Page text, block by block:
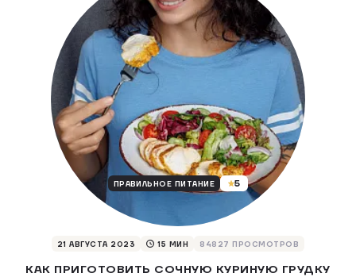
ПРАВИЛЬНОЕ ПИТАНИЕ 5
21 АВГУСТА 2023 15 МИН 84827 ПРОСМОТРОВ
КАК ПРИГОТОВИТЬ СОЧНУЮ КУРИНУЮ ГРУДКУ